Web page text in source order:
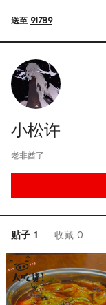
送至 91789
小松许
老非酋了
贴子 1 收藏 0